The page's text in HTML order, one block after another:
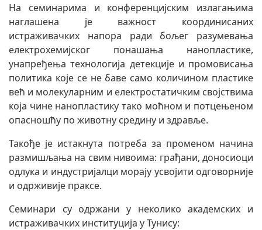
На семинарима и конференцијским излагањима
наглашена је важност координисаних
истраживачких напора ради бољег разумевања
електрохемијског понашања нанопластике,
унапређења технологија детекције и промовисања
политика које се не баве само количином пластике
већ и молекуларним и електростатичким својствима
која чине нанопластику тако моћном и потцењеном
опасношћу по животну средину и здравље.
Такође је истакнута потреба за променом начина
размишљања на свим нивоима: грађани, доносиоци
одлука и индустријалци морају усвојити одговорније
и одрживије праксе.
Семинари су одржани у неколико академских и
истраживачких институција у Тунису: